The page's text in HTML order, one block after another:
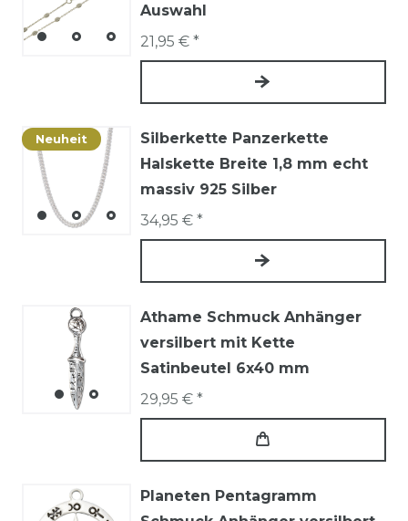
Auswahl
21,95 € *
Neuheit
Silberkette Panzerkette
Halskette Breite 1,8 mm echt
massiv 925 Silber
34,95 € *
Athame Schmuck Anhänger
versilbert mit Kette
Satinbeutel 6x40 mm
29,95 € *
Planeten Pentagramm